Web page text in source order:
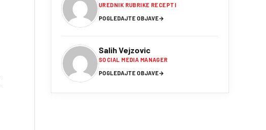
UREDNIK RUBRIKE RECEPTI
POGLEDAJTE OBJAVE→
Salih Vejzovic
SOCIAL MEDIA MANAGER
POGLEDAJTE OBJAVE→